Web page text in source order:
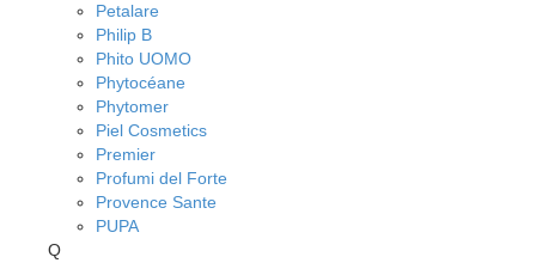
Petalare
Philip B
Phito UOMO
Phytocéane
Phytomer
Piel Cosmetics
Premier
Profumi del Forte
Provence Sante
PUPA
Q